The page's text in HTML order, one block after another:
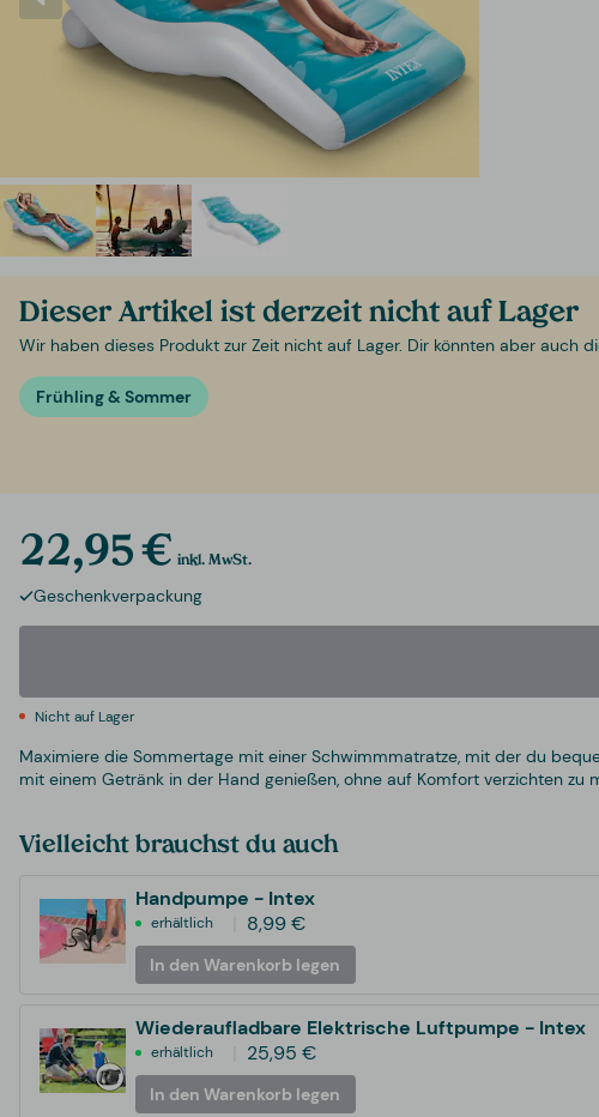
Dieser Artikel ist derzeit nicht auf Lager
Wir haben dieses Produkt zur Zeit nicht auf Lager. Dir könnten aber auch
Frühling & Sommer
22,95 € inkl. MwSt.
Geschenkverpackung
Nicht auf Lager
Maximiere die Sommertage mit einer Schwimmmatratze, mit der du
mit einem Getränk in der Hand genießen, ohne auf Komfort verzichten zu
Vielleicht brauchst du auch
Handpumpe - Intex
erhältlich 8,99 €
In den Warenkorb legen
Wiederaufladbare Elektrische Luftpumpe - Intex
erhältlich 25,95 €
In den Warenkorb legen